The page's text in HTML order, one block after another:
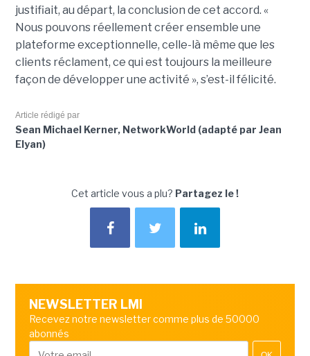
justifiait, au départ, la conclusion de cet accord. «
Nous pouvons réellement créer ensemble une
plateforme exceptionnelle, celle-là même que les
clients réclament, ce qui est toujours la meilleure
façon de développer une activité », s’est-il félicité.
Article rédigé par
Sean Michael Kerner, NetworkWorld (adapté par Jean
Elyan)
Cet article vous a plu? Partagez le !
NEWSLETTER LMI
Recevez notre newsletter comme plus de 50000
abonnés